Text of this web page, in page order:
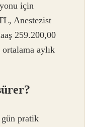
için
Anestezist
259.200,00
aylık
pratik